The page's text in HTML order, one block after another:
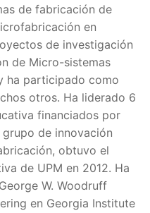
de fabricación de
en
de investigación
de Micro-sistemas
ha participado como
otros. Ha liderado 6
financiados por
de innovación
obtuvo el
de UPM en 2012. Ha
W. Woodruff
en Georgia Institute